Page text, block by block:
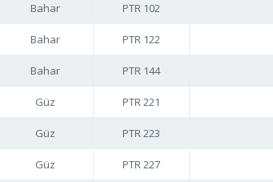
Bahar PTR 102
Bahar PTR 122
Bahar PTR 144
Güz PTR 221
Güz PTR 223
Güz PTR 227